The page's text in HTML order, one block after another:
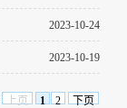
2023-10-24
2023-10-19
上页 1 2 下页